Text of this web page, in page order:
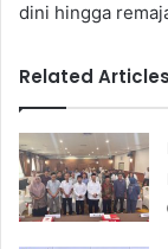
dini hingga
Related Articles